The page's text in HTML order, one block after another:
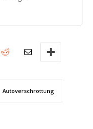
Autoverschrottung